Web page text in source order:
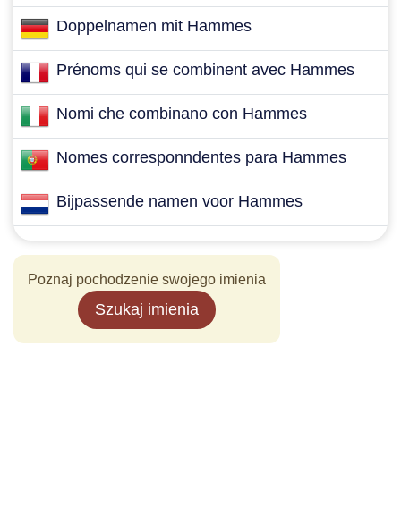
Doppelnamen mit Hammes
Prénoms qui se combinent avec Hammes
Nomi che combinano con Hammes
Nomes corresponndentes para Hammes
Bijpassende namen voor Hammes
Poznaj pochodzenie swojego imienia
Szukaj imienia